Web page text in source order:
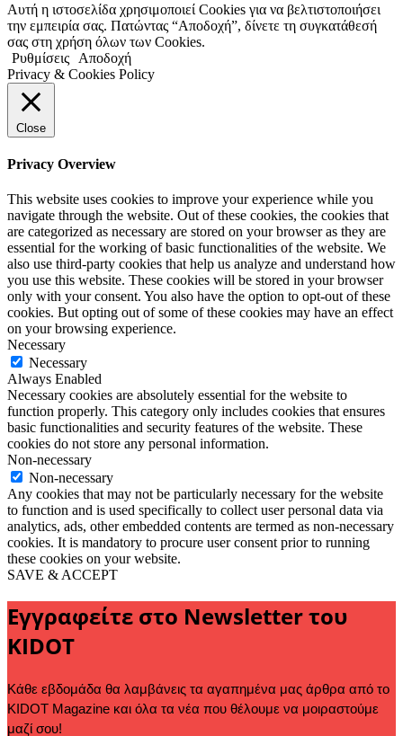
Αυτή η ιστοσελίδα χρησιμοποιεί Cookies για να βελτιστοποιήσει
την εμπειρία σας. Πατώντας “Αποδοχή”, δίνετε τη συγκατάθεσή
σας στη χρήση όλων των Cookies.
Ρυθμίσεις
Αποδοχή
Privacy & Cookies Policy
Close
Privacy Overview
This website uses cookies to improve your experience while you
navigate through the website. Out of these cookies, the cookies that
are categorized as necessary are stored on your browser as they are
essential for the working of basic functionalities of the website. We
also use third-party cookies that help us analyze and understand how
you use this website. These cookies will be stored in your browser
only with your consent. You also have the option to opt-out of these
cookies. But opting out of some of these cookies may have an effect
on your browsing experience.
Necessary
Necessary
Always Enabled
Necessary cookies are absolutely essential for the website to
function properly. This category only includes cookies that ensures
basic functionalities and security features of the website. These
cookies do not store any personal information.
Non-necessary
Non-necessary
Any cookies that may not be particularly necessary for the website
to function and is used specifically to collect user personal data via
analytics, ads, other embedded contents are termed as non-necessary
cookies. It is mandatory to procure user consent prior to running
these cookies on your website.
SAVE & ACCEPT
Εγγραφείτε στο Newsletter του
KIDOT
Κάθε εβδομάδα θα λαμβάνεις τα αγαπημένα μας άρθρα από το
KIDOT Magazine και όλα τα νέα που θέλουμε να μοιραστούμε
μαζί σου!